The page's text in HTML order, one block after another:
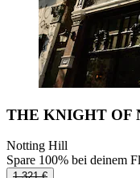
THE KNIGHT OF
Notting Hill
Spare 100% bei deinem